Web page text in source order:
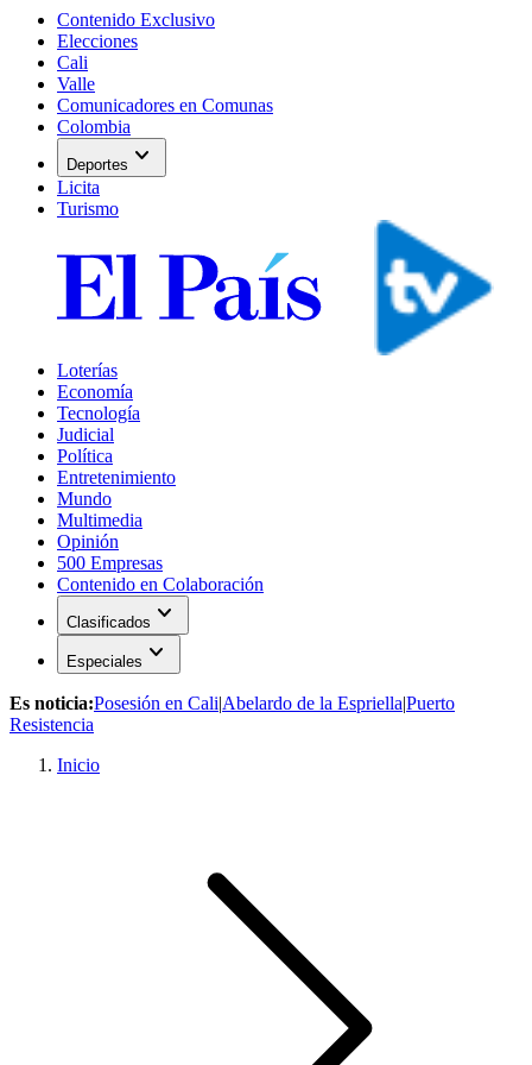
Contenido Exclusivo
Elecciones
Cali
Valle
Comunicadores en Comunas
Colombia
Deportes expand_more
Licita
Turismo
Loterías
Economía
Tecnología
Judicial
Política
Entretenimiento
Mundo
Multimedia
Opinión
500 Empresas
Contenido en Colaboración
Clasificados expand_more
Especiales expand_more
Es noticia:Posesión en Cali|Abelardo de la Espriella|Puerto
Resistencia
Inicio